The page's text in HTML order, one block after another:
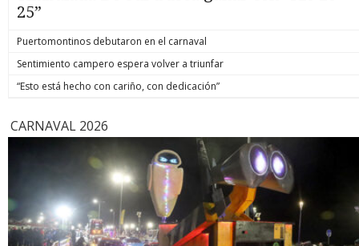
25”
Puertomontinos debutaron en el carnaval
Sentimiento campero espera volver a triunfar
“Esto está hecho con cariño, con dedicación”
CARNAVAL 2026